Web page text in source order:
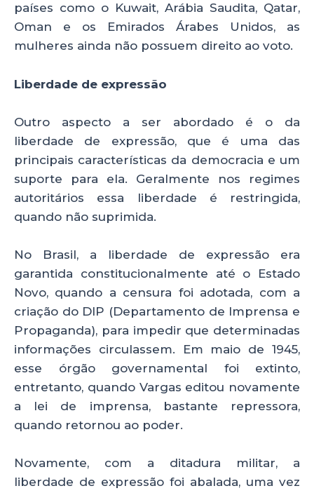
países como o Kuwait, Arábia Saudita, Qatar,
Oman e os Emirados Árabes Unidos, as
mulheres ainda não possuem direito ao voto.
Liberdade de expressão
Outro aspecto a ser abordado é o da
liberdade de expressão, que é uma das
principais características da democracia e um
suporte para ela. Geralmente nos regimes
autoritários essa liberdade é restringida,
quando não suprimida.
No Brasil, a liberdade de expressão era
garantida constitucionalmente até o Estado
Novo, quando a censura foi adotada, com a
criação do DIP (Departamento de Imprensa e
Propaganda), para impedir que determinadas
informações circulassem. Em maio de 1945,
esse órgão governamental foi extinto,
entretanto, quando Vargas editou novamente
a lei de imprensa, bastante repressora,
quando retornou ao poder.
Novamente, com a ditadura militar, a
liberdade de expressão foi abalada, uma vez